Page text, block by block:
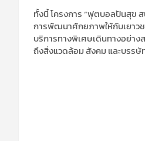
ทั้งนี้ โครงการ “ฟุตบอลปันสุข
การพัฒนาศักยภาพให้กับเยาว
บริการทางพิเศษเดินทางอย่า
ถึงสิ่งแวดล้อม สังคม และบรรษั